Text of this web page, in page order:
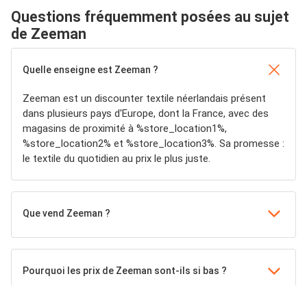
Questions fréquemment posées au sujet
de Zeeman
Quelle enseigne est Zeeman ?
Zeeman est un discounter textile néerlandais présent
dans plusieurs pays d'Europe, dont la France, avec des
magasins de proximité à %store_location1%,
%store_location2% et %store_location3%. Sa promesse :
le textile du quotidien au prix le plus juste.
Que vend Zeeman ?
Pourquoi les prix de Zeeman sont-ils si bas ?